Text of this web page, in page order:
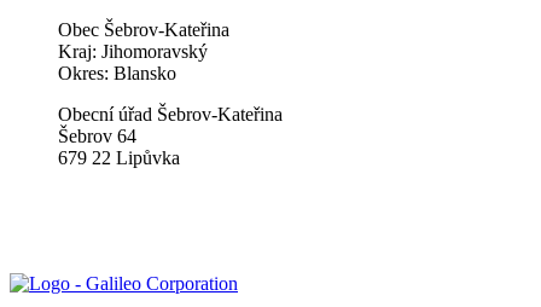
Obec Šebrov-Kateřina
Kraj: Jihomoravský
Okres: Blansko
Obecní úřad Šebrov-Kateřina
Šebrov 64
679 22 Lipůvka